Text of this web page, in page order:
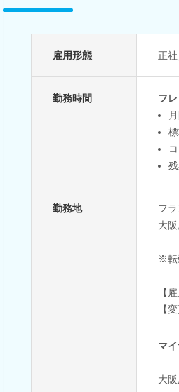
雇用形態 正
勤務時間
フ
勤務地
フ
大
※転
【
【
マ
大